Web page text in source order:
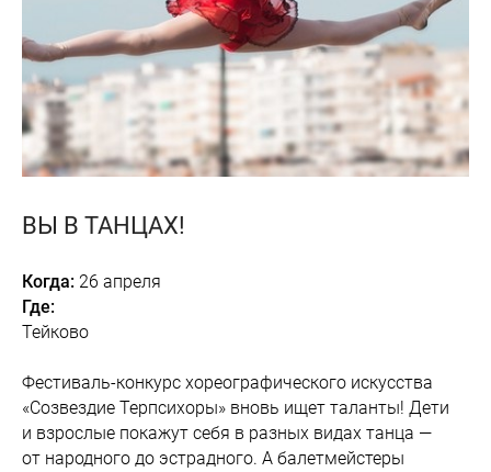
ВЫ В ТАНЦАХ!
Когда: 26 апреля
Где:
Тейково
Фестиваль-конкурс хореографического искусства
«Созвездие Терпсихоры» вновь ищет таланты! Дети
и взрослые покажут себя в разных видах танца —
от народного до эстрадного. А балетмейстеры